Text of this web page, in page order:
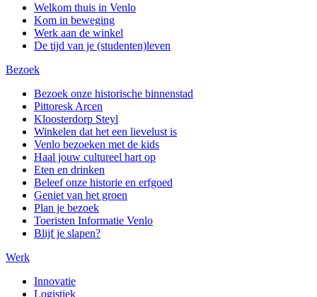
Welkom thuis in Venlo
Kom in beweging
Werk aan de winkel
De tijd van je (studenten)leven
Bezoek
Bezoek onze historische binnenstad
Pittoresk Arcen
Kloosterdorp Steyl
Winkelen dat het een lievelust is
Venlo bezoeken met de kids
Haal jouw cultureel hart op
Eten en drinken
Beleef onze historie en erfgoed
Geniet van het groen
Plan je bezoek
Toeristen Informatie Venlo
Blijf je slapen?
Werk
Innovatie
Logistiek